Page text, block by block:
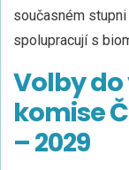
současném
spolupracují s
Volby
komise
– 2029